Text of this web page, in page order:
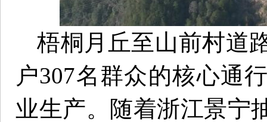
梧桐月丘至山前村道
户307名群众的核心通
业生产。随着浙江景宁